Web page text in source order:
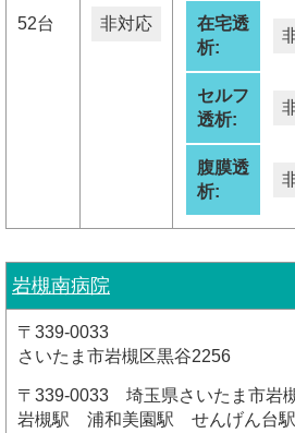
52台 非対応
在宅透
析:
セルフ
透析:
腹膜透
析:
岩槻南病院
〒339-0033
さいたま市岩槻区黒谷2256
〒339-0033 埼玉県さいたま市岩
岩槻駅 浦和美園駅 せんげん台